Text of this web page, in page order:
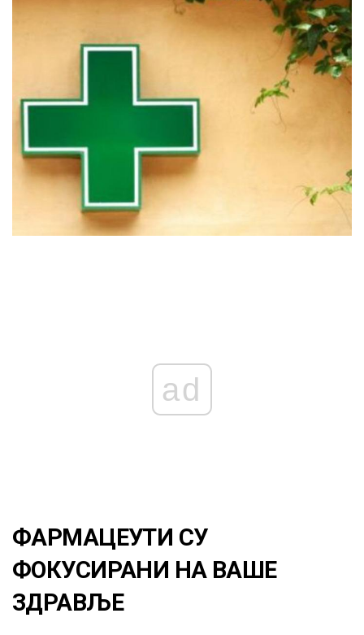
ad
ФАРМАЦЕУТИ СУ
ФОКУСИРАНИ НА ВАШЕ
ЗДРАВЉЕ